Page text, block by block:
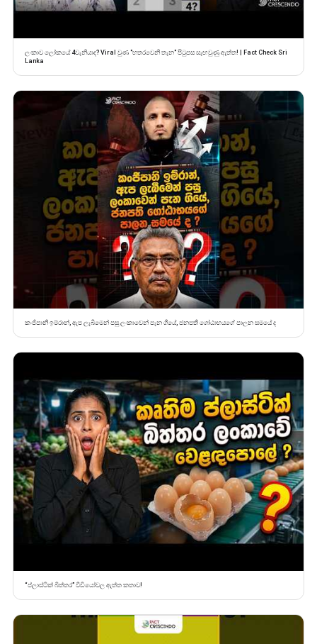
ලංකාව ලෝකයේ 4වැනියාද? Viral වුණ "හතරවෙනි තැන" පිටුපස සැඟවුණු ඇත්ත! | Fact Check Sri
Lanka
කංජිපානි ඉම්රාන්, ඇප ලැබීමෙන් පසු ලංකාවෙන් පැන ගියේ, ජනපති ගෝඨාභයගේ පාලන සමයේ ද
“ප්ලාස්ටික් බිත්තර” වීඩියෝවල ඇත්ත කතාව!